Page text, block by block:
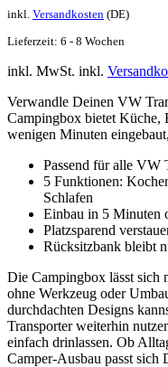
inkl. Versandkosten (DE)
Lieferzeit: 6 - 8 Wochen
inkl. MwSt. inkl.
Verwandle Deinen VW
Campingbox bietet Küche,
wenigen Minuten
Passend für alle VW
5 Funktionen:
Schlafen
Einbau in 5 Minuten
Platzsparend
Rücksitzbank bleibt
Die Campingbox lässt sich
ohne Werkzeug oder
durchdachten Designs
Transporter weiterhin
einfach drinlassen. Ob
Camper-Ausbau passt sich